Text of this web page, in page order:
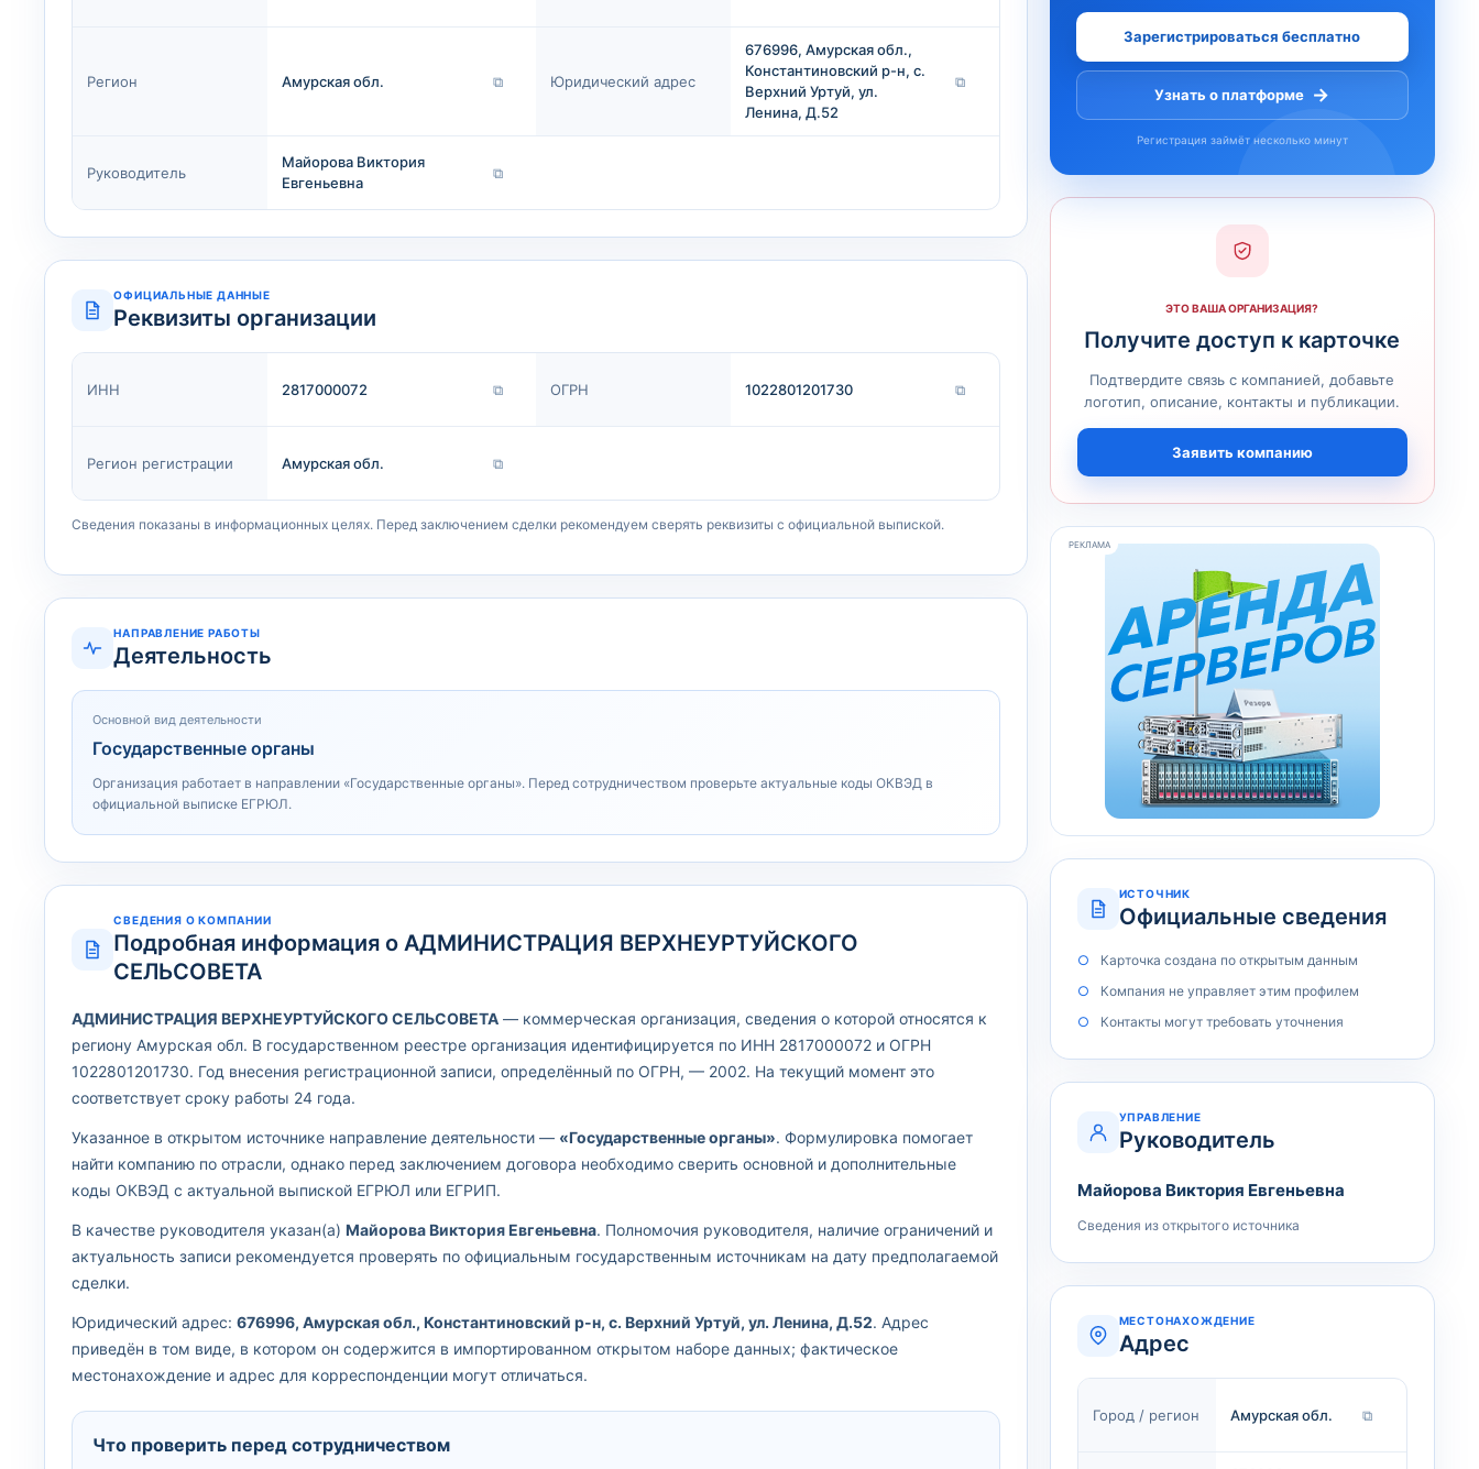
Регион Амурская обл. ⧉ Юридический адрес
676996, Амурская обл.,
Константиновский р-н, с.
Верхний Уртуй, ул.
Ленина, Д.52
⧉
Руководитель
Майорова Виктория
Евгеньевна
⧉
ОФИЦИАЛЬНЫЕ ДАННЫЕ
Реквизиты организации
ИНН 2817000072 ⧉ ОГРН 1022801201730 ⧉
Регион регистрации Амурская обл. ⧉
Сведения показаны в информационных целях. Перед заключением сделки рекомендуем сверять реквизиты с официальной выпиской.
НАПРАВЛЕНИЕ РАБОТЫ
Деятельность
Основной вид деятельности
Государственные органы
Организация работает в направлении «Государственные органы». Перед сотрудничеством проверьте актуальные коды ОКВЭД в
официальной выписке ЕГРЮЛ.
СВЕДЕНИЯ О КОМПАНИИ
Подробная информация о АДМИНИСТРАЦИЯ ВЕРХНЕУРТУЙСКОГО
СЕЛЬСОВЕТА
АДМИНИСТРАЦИЯ ВЕРХНЕУРТУЙСКОГО СЕЛЬСОВЕТА — коммерческая организация, сведения о которой относятся к
региону Амурская обл. В государственном реестре организация идентифицируется по ИНН 2817000072 и ОГРН
1022801201730. Год внесения регистрационной записи, определённый по ОГРН, — 2002. На текущий момент это
соответствует сроку работы 24 года.
Указанное в открытом источнике направление деятельности — «Государственные органы». Формулировка помогает
найти компанию по отрасли, однако перед заключением договора необходимо сверить основной и дополнительные
коды ОКВЭД с актуальной выпиской ЕГРЮЛ или ЕГРИП.
В качестве руководителя указан(а)Майорова Виктория Евгеньевна. Полномочия руководителя, наличие ограничений и
актуальность записи рекомендуется проверять по официальным государственным источникам на дату предполагаемой
сделки.
Юридический адрес:676996, Амурская обл., Константиновский р-н, с. Верхний Уртуй, ул. Ленина, Д.52. Адрес
приведён в том виде, в котором он содержится в импортированном открытом наборе данных; фактическое
местонахождение и адрес для корреспонденции могут отличаться.
Что проверить перед сотрудничеством
Зарегистрироваться бесплатно
Узнать о платформе →
Регистрация займёт несколько минут
ЭТО ВАША ОРГАНИЗАЦИЯ?
Получите доступ к карточке
Подтвердите связь с компанией, добавьте
логотип, описание, контакты и публикации.
Заявить компанию
РЕКЛАМА
ИСТОЧНИК
Официальные сведения
Карточка создана по открытым данным
Компания не управляет этим профилем
Контакты могут требовать уточнения
УПРАВЛЕНИЕ
Руководитель
Майорова Виктория Евгеньевна
Сведения из открытого источника
МЕСТОНАХОЖДЕНИЕ
Адрес
Город / регион Амурская обл. ⧉